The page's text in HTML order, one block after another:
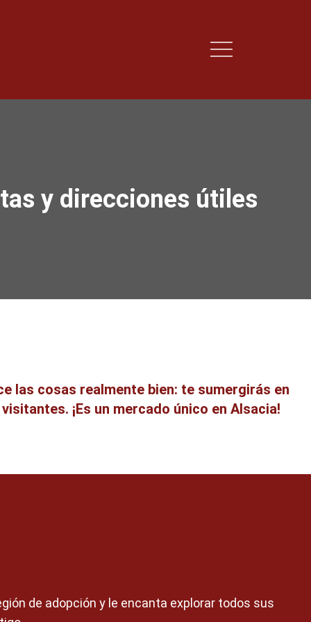
y direcciones útiles
las cosas realmente bien: te sumergirás en
¡Es un mercado único en Alsacia!
de adopción y le encanta explorar todos sus